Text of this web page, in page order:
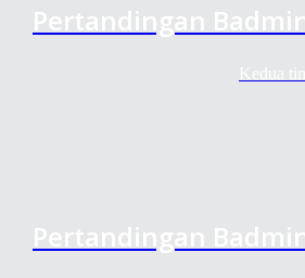
Pertandingan
Kedua
Pertandingan